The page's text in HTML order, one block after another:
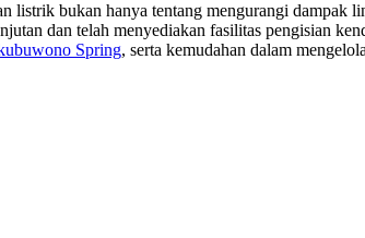
bukan hanya tentang mengurangi dampak
dan telah menyediakan fasilitas pengisian
Spring, serta kemudahan dalam